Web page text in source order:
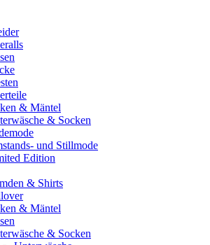
& Mäntel
& Socken
und Stillmode
Edition
& Shirts
& Mäntel
& Socken